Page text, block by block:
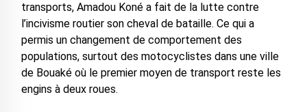
transports, Amadou Koné a fait de la lutte contre
l’incivisme routier son cheval de bataille. Ce qui a
permis un changement de comportement des
populations, surtout des motocyclistes dans une ville
de Bouaké où le premier moyen de transport reste les
engins à deux roues.